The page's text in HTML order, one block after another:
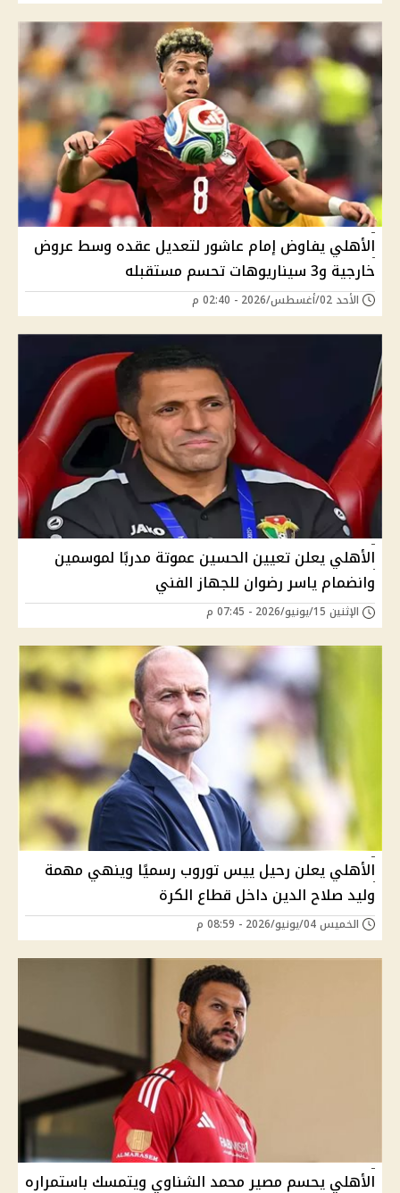
الأهلي يفاوض إمام عاشور لتعديل عقده وسط عروض
خارجية و3 سيناريوهات تحسم مستقبله
الأحد 02/أغسطس/2026 - 02:40 م
الأهلي يعلن تعيين الحسين عموتة مدربًا لموسمين
وانضمام ياسر رضوان للجهاز الفني
الإثنين 15/يونيو/2026 - 07:45 م
الأهلي يعلن رحيل ييس توروب رسميًا وينهي مهمة
وليد صلاح الدين داخل قطاع الكرة
الخميس 04/يونيو/2026 - 08:59 م
الأهلي يحسم مصير محمد الشناوي ويتمسك باستمراره